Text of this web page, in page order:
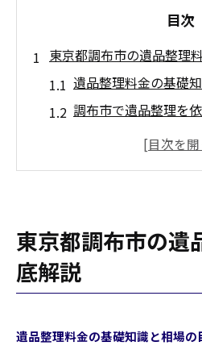
目次
東京都調布市の遺品整理
遺品整理料金の基礎
調布市で遺品整理を
遺品整理費用が変動
遺品整理にかかる基
追加費用が発生しや
遺品整理と特殊清掃
東京都調布市の遺
底解説
遺品整理料金の基礎知識と相場の